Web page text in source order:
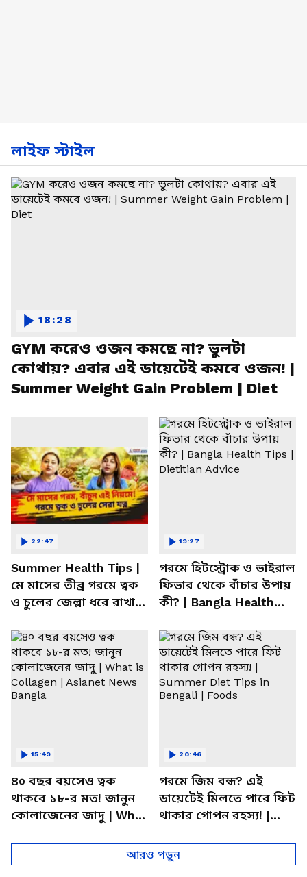
লাইফ স্টাইল
GYM করেও ওজন কমছে না? ভুলটা
কোথায়? এবার এই ডায়েটেই কমবে ওজন! |
Summer Weight Gain Problem | Diet
18:28
Summer Health Tips |
মে মাসের তীব্র গরমে ত্বক
ও চুলের জেল্লা ধরে রাখার
22:47
গরমে হিটস্ট্রোক ও ভাইরাল
ফিভার থেকে বাঁচার উপায়
কী? | Bangla Health
19:27
৪০ বছর বয়সেও ত্বক
থাকবে ১৮-র মত! জানুন
কোলাজেনের জাদু | What
15:49
গরমে জিম বন্ধ? এই
ডায়েটেই মিলতে পারে ফিট
থাকার গোপন রহস্য! |
Bengali | Foods
20:46
আরও পড়ুন